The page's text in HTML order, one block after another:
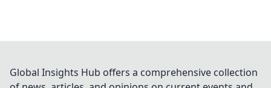
Global Insights Hub offers a comprehensive collection